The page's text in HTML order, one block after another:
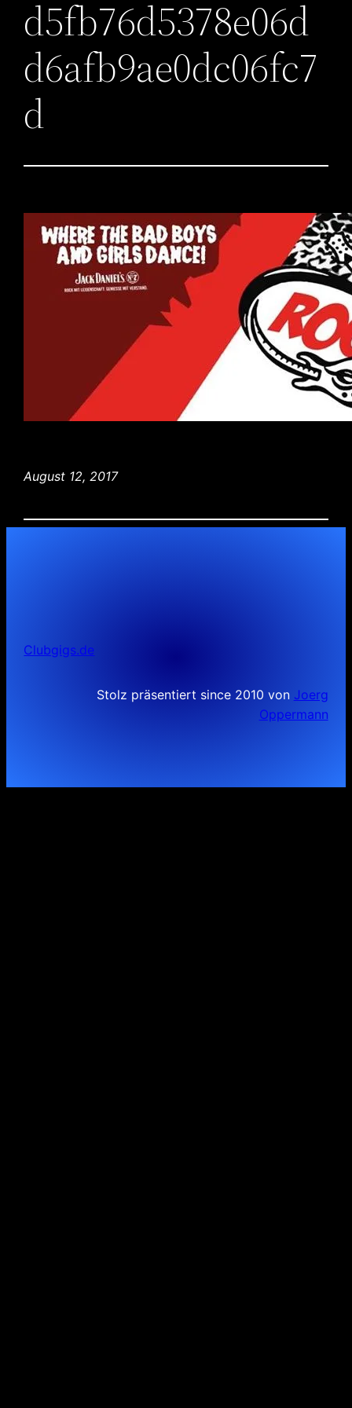
d5fb76d5378e06d
d6afb9ae0dc06fc7
d
August 12, 2017
Clubgigs.de
Stolz präsentiert since 2010 von Joerg
Oppermann